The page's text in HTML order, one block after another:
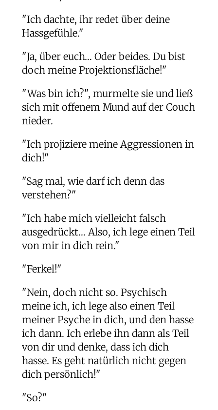
"Ich dachte, ihr redet über deine
Hassgefühle."
"Ja, über euch… Oder beides. Du bist
doch meine Projektionsfläche!"
"Was bin ich?", murmelte sie und ließ
sich mit offenem Mund auf der Couch
nieder.
"Ich projiziere meine Aggressionen in
dich!"
"Sag mal, wie darf ich denn das
verstehen?"
"Ich habe mich vielleicht falsch
ausgedrückt… Also, ich lege einen Teil
von mir in dich rein."
"Ferkel!"
"Nein, doch nicht so. Psychisch
meine ich, ich lege also einen Teil
meiner Psyche in dich, und den hasse
ich dann. Ich erlebe ihn dann als Teil
von dir und denke, dass ich dich
hasse. Es geht natürlich nicht gegen
dich persönlich!"
"So?"